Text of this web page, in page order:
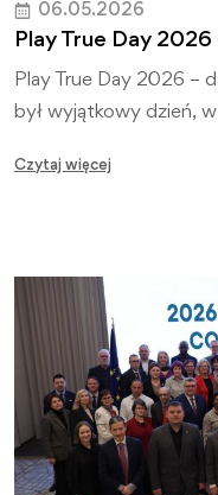
06.05.2026
Play True Day
Play True Day 2026 –
był wyjątkowy dzień,
Czytaj więcej